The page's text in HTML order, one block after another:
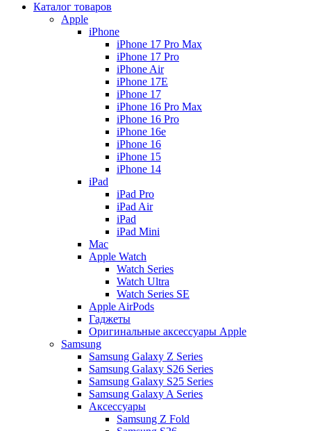
Каталог товаров
Apple
iPhone
iPhone 17 Pro Max
iPhone 17 Pro
iPhone Air
iPhone 17E
iPhone 17
iPhone 16 Pro Max
iPhone 16 Pro
iPhone 16e
iPhone 16
iPhone 15
iPhone 14
iPad
iPad Pro
iPad Air
iPad
iPad Mini
Mac
Apple Watch
Watch Series
Watch Ultra
Watch Series SE
Apple AirPods
Гаджеты
Оригинальные аксессуары Apple
Samsung
Samsung Galaxy Z Series
Samsung Galaxy S26 Series
Samsung Galaxy S25 Series
Samsung Galaxy A Series
Аксессуары
Samsung Z Fold